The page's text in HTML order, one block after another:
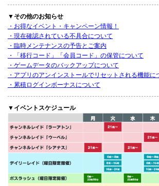
▼その他のお知らせ
・お得なイベント・キャンペーン情報！
・現在確認されている不具合について
・臨時メンテナンスの予告とご案内
・「移行コード」「会員コード」の保管について
・ゲームデータのバックアップについて
・アプリのアンインストールでリセットされる機能に
・累積ログインボーナスについて
▼イベントスケジュール